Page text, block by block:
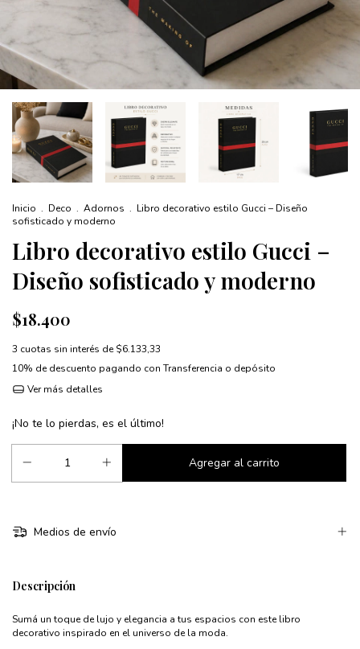
Inicio . Deco . Adornos . Libro decorativo estilo Gucci – Diseño
sofisticado y moderno
Libro decorativo estilo Gucci –
Diseño sofisticado y moderno
$18.400
3 cuotas sin interés de$6.133,33
10% de descuento pagando con Transferencia o depósito
Ver más detalles
¡No te lo pierdas, es el último!
Medios de envío
Descripción
Sumá un toque de lujo y elegancia a tus espacios con este libro
decorativo inspirado en el universo de la moda.